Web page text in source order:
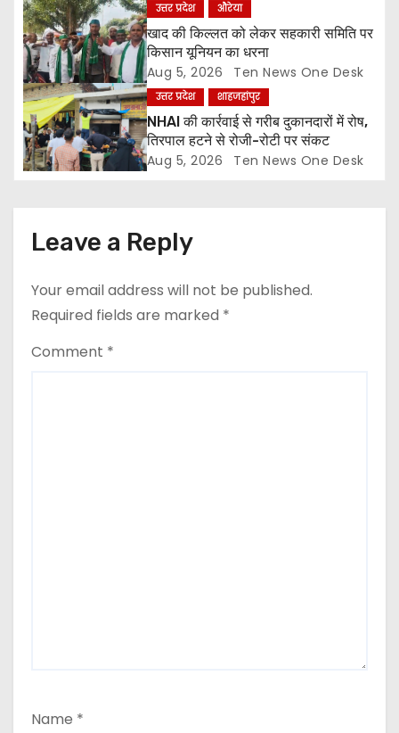
o
n
उत्तर प्रदेश औरेया
खाद की किल्लत को लेकर सहकारी समिति पर
किसान यूनियन का धरना
Aug 5, 2026 Ten News One Desk
उत्तर प्रदेश शाहजहांपुर
NHAI की कार्रवाई से गरीब दुकानदारों में रोष,
तिरपाल हटने से रोजी-रोटी पर संकट
Aug 5, 2026 Ten News One Desk
Leave a Reply
Your email address will not be published.
Required fields are marked *
Comment *
Name *